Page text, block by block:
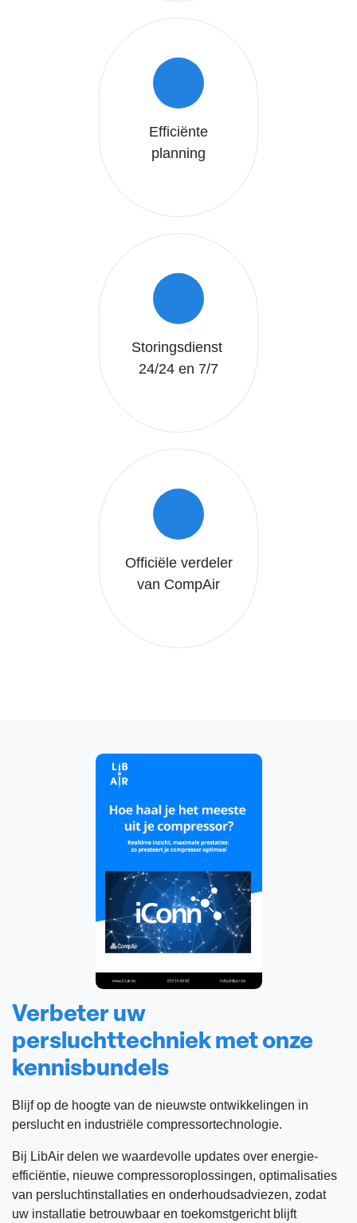
Efficiënte
planning
Storingsdienst
24/24 en 7/7
Officiële verdeler
van CompAir
Verbeter uw
persluchttechniek met onze
kennisbundels
Blijf op de hoogte van de nieuwste ontwikkelingen in
perslucht en industriële compressortechnologie.
Bij LibAir delen we waardevolle updates over energie-
efficiëntie, nieuwe compressoroplossingen, optimalisaties
van persluchtinstallaties en onderhoudsadviezen, zodat
uw installatie betrouwbaar en toekomstgericht blijft